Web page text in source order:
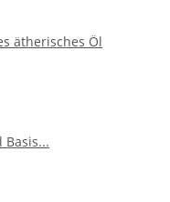
ätherisches Öl